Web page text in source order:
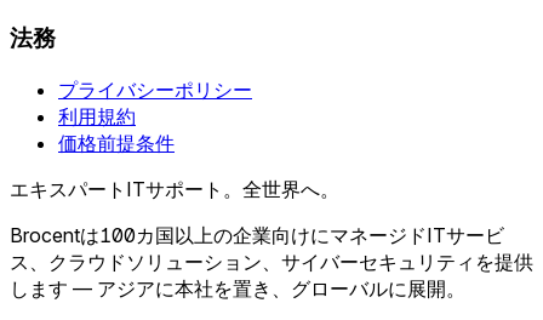
法務
プライバシーポリシー
利用規約
価格前提条件
エキスパートITサポート。全世界へ。
Brocentは100カ国以上の企業向けにマネージドITサービ
ス、クラウドソリューション、サイバーセキュリティを提供
します — アジアに本社を置き、グローバルに展開。